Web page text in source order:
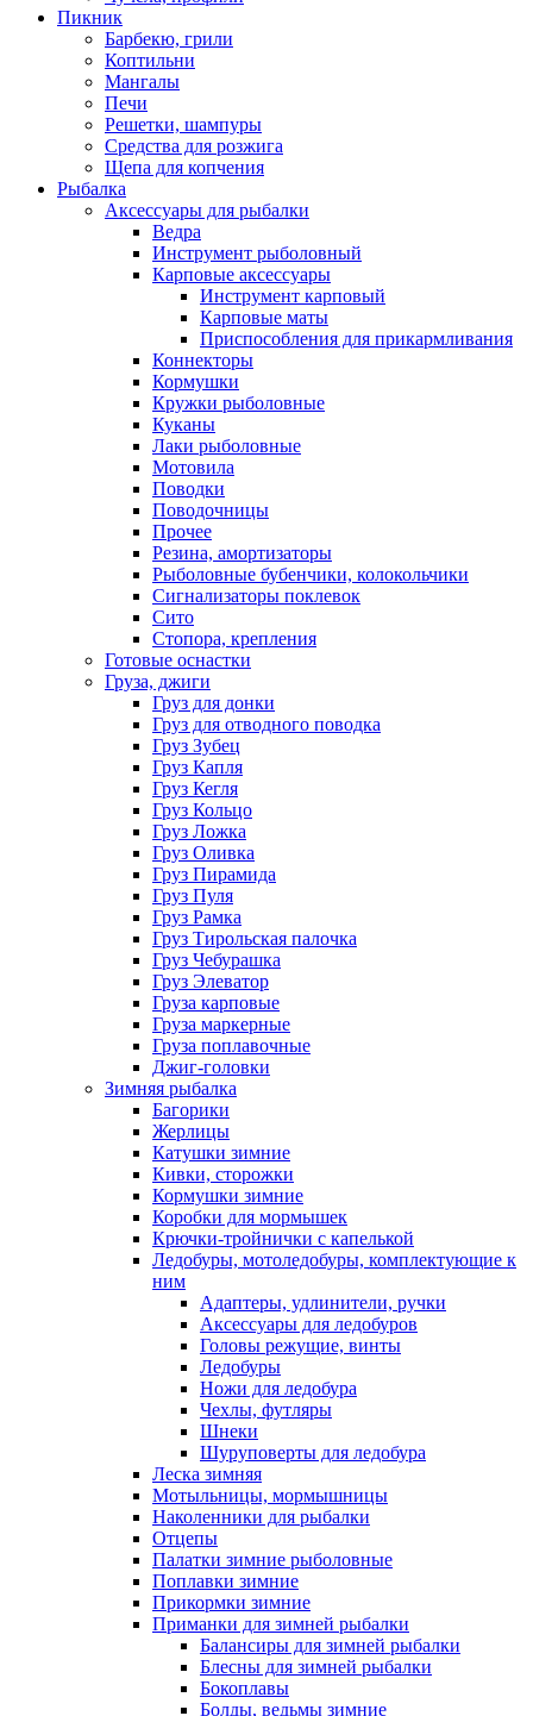
Пикник
Барбекю, грили
Коптильни
Мангалы
Печи
Решетки, шампуры
Средства для розжига
Щепа для копчения
Рыбалка
Аксессуары для рыбалки
Ведра
Инструмент рыболовный
Карповые аксессуары
Инструмент карповый
Карповые маты
Приспособления для прикармливания
Коннекторы
Кормушки
Кружки рыболовные
Куканы
Лаки рыболовные
Мотовила
Поводки
Поводочницы
Прочее
Резина, амортизаторы
Рыболовные бубенчики, колокольчики
Сигнализаторы поклевок
Сито
Стопора, крепления
Готовые оснастки
Груза, джиги
Груз для донки
Груз для отводного поводка
Груз Зубец
Груз Капля
Груз Кегля
Груз Кольцо
Груз Ложка
Груз Оливка
Груз Пирамида
Груз Пуля
Груз Рамка
Груз Тирольская палочка
Груз Чебурашка
Груз Элеватор
Груза карповые
Груза маркерные
Груза поплавочные
Джиг-головки
Зимняя рыбалка
Багорики
Жерлицы
Катушки зимние
Кивки, сторожки
Кормушки зимние
Коробки для мормышек
Крючки-тройнички с капелькой
Ледобуры, мотоледобуры, комплектующие к
ним
Адаптеры, удлинители, ручки
Аксессуары для ледобуров
Головы режущие, винты
Ледобуры
Ножи для ледобура
Чехлы, футляры
Шнеки
Шуруповерты для ледобура
Леска зимняя
Мотыльницы, мормышницы
Наколенники для рыбалки
Отцепы
Палатки зимние рыболовные
Поплавки зимние
Прикормки зимние
Приманки для зимней рыбалки
Балансиры для зимней рыбалки
Блесны для зимней рыбалки
Бокоплавы
Болды, ведьмы зимние